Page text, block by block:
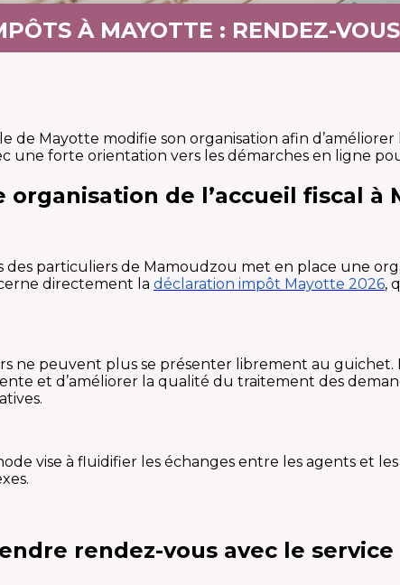
À MAYOTTE : RENDEZ-
de Mayotte modifie son organisation afin
une forte orientation vers les démarches en ligne
organisation de l’accueil fiscal à
des particuliers de Mamoudzou met en place une
directement la déclaration impôt Mayotte 2026,
ne peuvent plus se présenter librement au
et d’améliorer la qualité du traitement des
vise à fluidifier les échanges entre les agents et
rendez-vous avec le